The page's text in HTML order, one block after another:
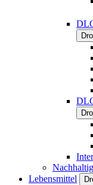
Lebensmittel